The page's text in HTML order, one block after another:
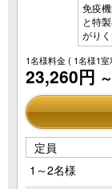
免疫
と特
がり
1名様料金( 1名様1室
23,260円 ～
定員
1～2名様